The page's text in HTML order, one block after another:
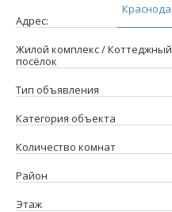
Адрес:
Жилой комплекс / Коттеджный
посёлок
Тип объявления
Категория объекта
Количество комнат
Район
Этаж